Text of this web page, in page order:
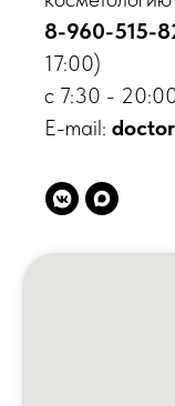
8-960-515-
17:00)
с 7:30 -
E-mail: